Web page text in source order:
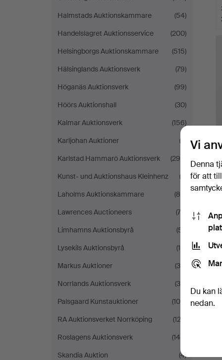
Halmstads Auktionskammare
(54)
Handelslagret Auktionsservice
(200)
Helsingborgs Auktionskammare
(515)
Hälsinglands Auktionsverk
(79)
Höganäs Auktionsverk
(99)
Höörs Auktionshall
(30)
Kalmar Auktionsverk
(156)
Karljohan Auktioner
(3)
Karlstad Hammarö Auktionsverk
(294)
Kunst- und Auktionshaus Kleinhenz
(2)
Laholms Auktionskammare
(84)
Lawrences Auctioneers
(74)
Limhamns Auktionsbyrå
(51)
Lysekils Auktionsbyrå
(14)
Markus Auktioner
(34)
Norrlands Auktionsverk
(38)
Palsgaard Kunstauktioner
(106)
RA Auktionsverket Norrköping
(122)
Roslagens Auktionsverk
(148)
Skandia Auktion
(4)
Vi
Denna
för att
Du kan
nedan.